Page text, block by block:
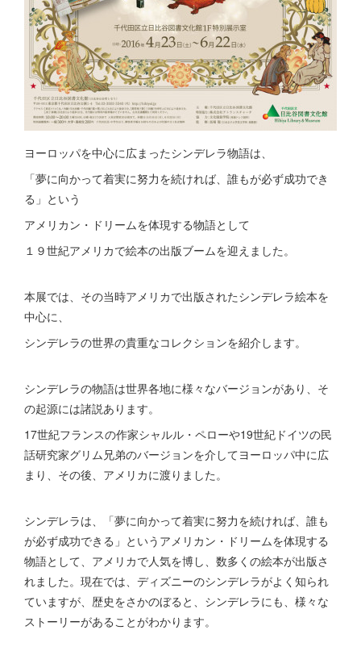
ヨーロッパを中心に広まったシンデレラ物語は、
「夢に向かって着実に努力を続ければ、誰もが必ず成功でき
る」という
アメリカン・ドリームを体現する物語として
１９世紀アメリカで絵本の出版ブームを迎えました。
本展では、その当時アメリカで出版されたシンデレラ絵本を
中心に、
シンデレラの世界の貴重なコレクションを紹介します。
シンデレラの物語は世界各地に様々なバージョンがあり、そ
の起源には諸説あります。
17世紀フランスの作家シャルル・ペローや19世紀ドイツの民
話研究家グリム兄弟のバージョンを介してヨーロッパ中に広
まり、その後、アメリカに渡りました。
シンデレラは、「夢に向かって着実に努力を続ければ、誰も
が必ず成功できる」というアメリカン・ドリームを体現する
物語として、アメリカで人気を博し、数多くの絵本が出版さ
れました。現在では、ディズニーのシンデレラがよく知られ
ていますが、歴史をさかのぼると、シンデレラにも、様々な
ストーリーがあることがわかります。